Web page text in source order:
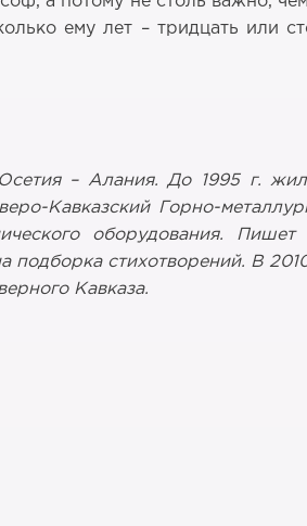
ему лет – тридцать или
– Алания. До 1995 г.
Кавказский Горно-
оборудования.
Пишет
стихотворений. В
Кавказа.